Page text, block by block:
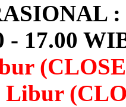
:
- 17.00
Libur